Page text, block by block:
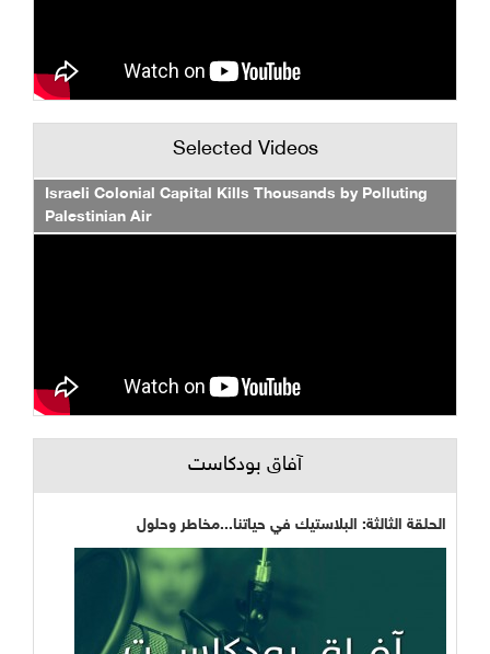
Selected Videos
Israeli Colonial Capital Kills Thousands by Polluting
Palestinian Air
آفاق بودكاست
الحلقة الثالثة: البلاستيك في حياتنا...مخاطر وحلول